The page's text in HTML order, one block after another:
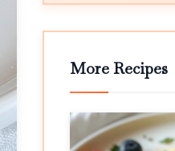
More Recipes